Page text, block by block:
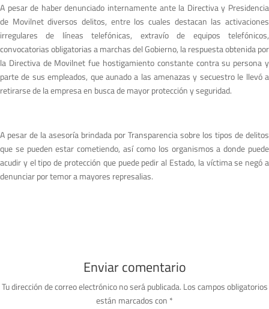
A pesar de haber denunciado internamente ante la Directiva y Presidencia
de Movilnet diversos delitos, entre los cuales destacan las activaciones
irregulares de líneas telefónicas, extravío de equipos telefónicos,
convocatorias obligatorias a marchas del Gobierno, la respuesta obtenida por
la Directiva de Movilnet fue hostigamiento constante contra su persona y
parte de sus empleados, que aunado a las amenazas y secuestro le llevó a
retirarse de la empresa en busca de mayor protección y seguridad.
A pesar de la asesoría brindada por Transparencia sobre los tipos de delitos
que se pueden estar cometiendo, así como los organismos a donde puede
acudir y el tipo de protección que puede pedir al Estado, la víctima se negó a
denunciar por temor a mayores represalias.
Enviar comentario
Tu dirección de correo electrónico no será publicada. Los campos obligatorios
están marcados con *